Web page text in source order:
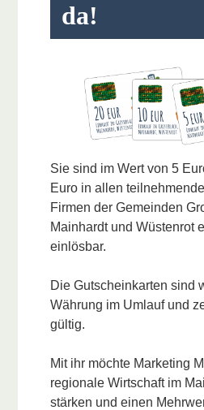
da!
Sie sind im Wert von 5
Euro in allen
Firmen der Gemeinden
Mainhardt und Wüstenrot
einlösbar.
Die Gutscheinkarten sind
Währung im Umlauf und
gültig.
Mit ihr möchte Marketing
regionale Wirtschaft im
stärken und einen